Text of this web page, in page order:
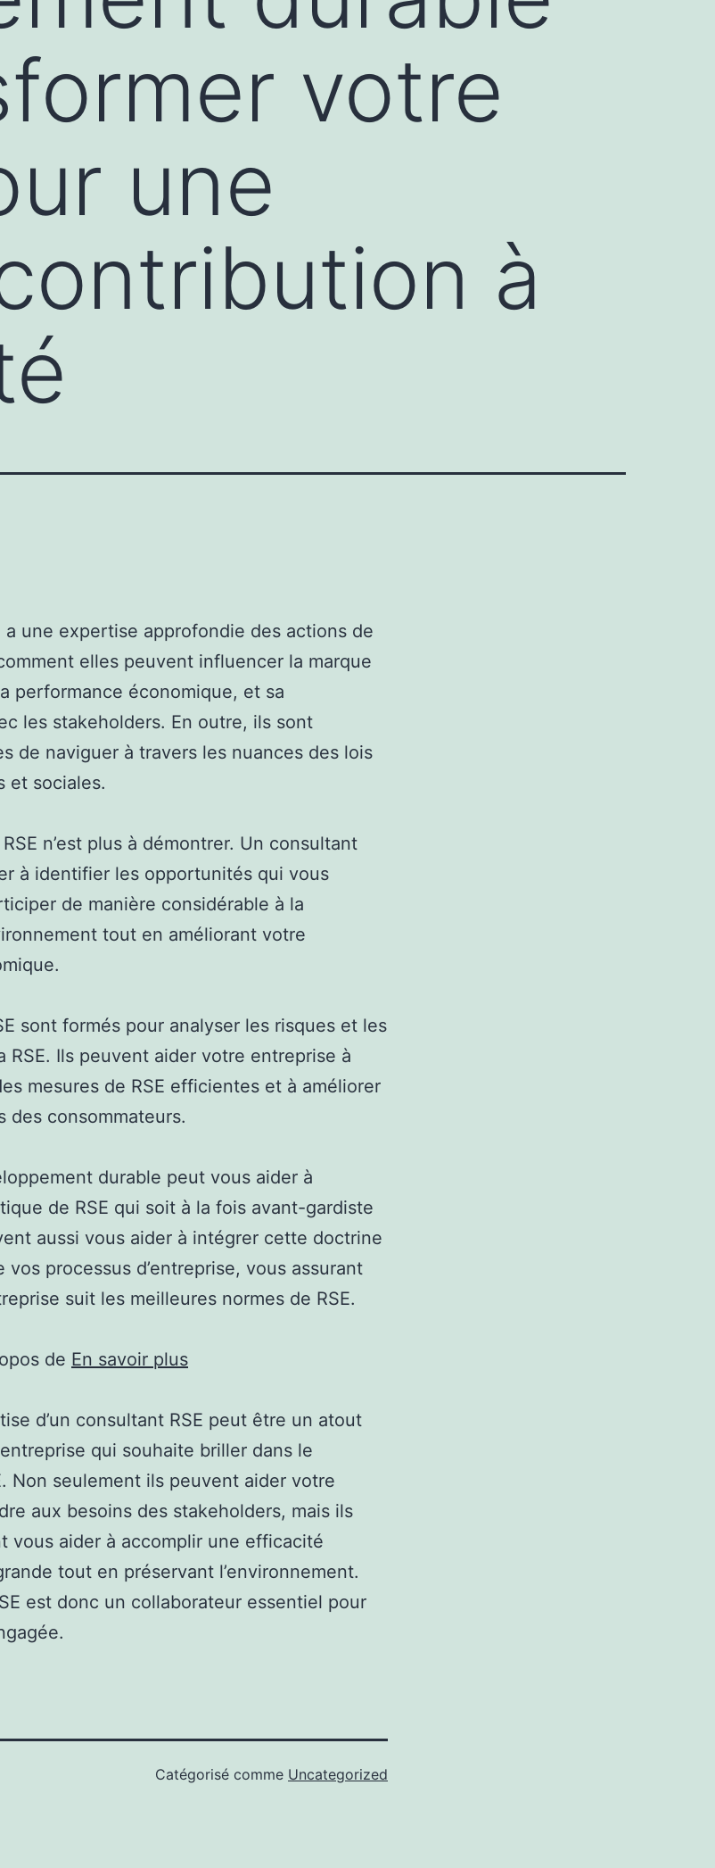
votre
une
à
a une expertise approfondie des actions de
elles peuvent influencer la marque
performance économique, et sa
les stakeholders. En outre, ils sont
de naviguer à travers les nuances des lois
et sociales.
n’est plus à démontrer. Un consultant
à identifier les opportunités qui vous
de manière considérable à la
tout en améliorant votre
sont formés pour analyser les risques et les
RSE. Ils peuvent aider votre entreprise à
mesures de RSE efficientes et à améliorer
des consommateurs.
durable peut vous aider à
de RSE qui soit à la fois avant-gardiste
aussi vous aider à intégrer cette doctrine
vos processus d’entreprise, vous assurant
suit les meilleures normes de RSE.
de En savoir plus
d’un consultant RSE peut être un atout
qui souhaite briller dans le
Non seulement ils peuvent aider votre
aux besoins des stakeholders, mais ils
vous aider à accomplir une efficacité
tout en préservant l’environnement.
est donc un collaborateur essentiel pour
Catégorisé comme Uncategorized